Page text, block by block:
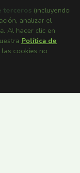
terceros (incluyendo
analizar el
Al hacer clic en
Política de
las cookies no